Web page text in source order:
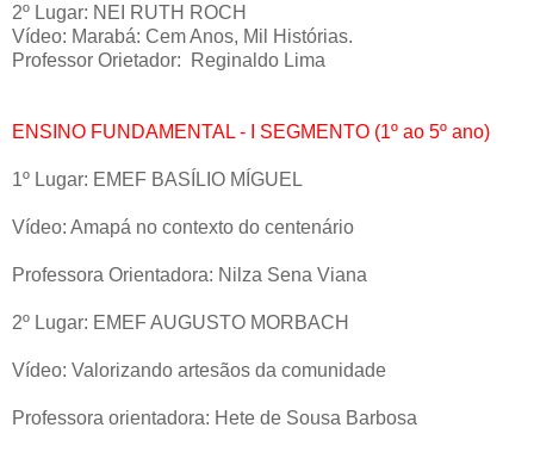
2º Lugar: NEI RUTH ROCH
Vídeo: Marabá: Cem Anos, Mil Histórias.
Professor Orietador:
Reginaldo Lima
ENSINO FUNDAMENTAL - I SEGMENTO (1º ao 5º ano)
1º Lugar: EMEF BASÍLIO MÍGUEL
Vídeo: Amapá no contexto do centenário
Professora Orientadora: Nilza Sena Viana
2º Lugar: EMEF AUGUSTO MORBACH
Vídeo: Valorizando artesãos da comunidade
Professora orientadora: Hete de Sousa Barbosa